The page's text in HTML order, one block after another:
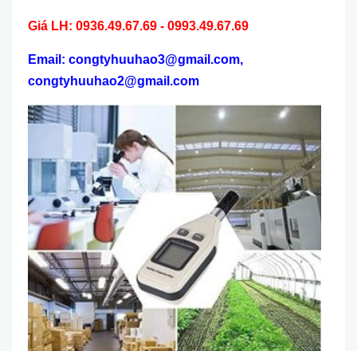
Giá LH: 0936.49.67.69 - 0993.49.67.69
Email: congtyhuuhao3@gmail.com,
congtyhuuhao2@gmail.com